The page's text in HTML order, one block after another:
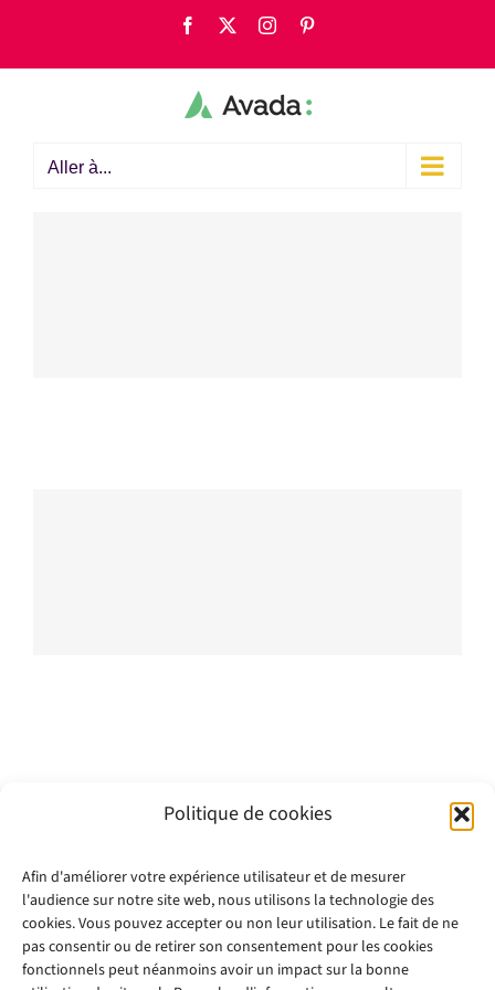
Politique de cookies
Afin d'améliorer votre expérience utilisateur et de mesurer
l'audience sur notre site web, nous utilisons la technologie des
cookies. Vous pouvez accepter ou non leur utilisation. Le fait de ne
pas consentir ou de retirer son consentement pour les cookies
fonctionnels peut néanmoins avoir un impact sur la bonne
contenu
Facebook Instagram
Aller à...